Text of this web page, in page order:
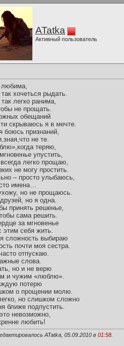
ATatka
Активный пользователь
любима,
хочеться рыдать.
легко ранима,
не прощать.
обещаний
скрываюсь я в мечте.
боюсь признаний,
не те.
теряю,
упустить,
легко прощаю,
не могу простить.
– просто улыбаюсь,
имена…
но не прощаюсь.
но я одна.
принять решенье,
сама решить.
за мгновенье
этим себя жить.
я сложность выбираю
почти моя сестра.
отпускаю.
слова.
но и не верю
и чужим «люблю».
потерю
о прощении молю.
но слишком сложно
ближе подпустить.
невозможно,
любить!
ATatka, 05.09.2010 в 01:58